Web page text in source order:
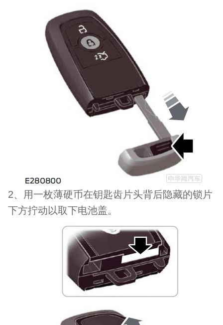
2、用一枚薄硬币在钥匙齿片头背后隐藏的锁片
下方拧动以取下电池盖。